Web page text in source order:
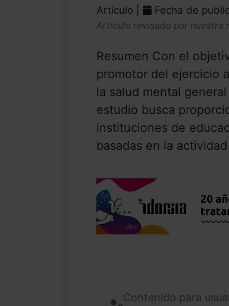
Artículo | Fecha de
Artículo revisado por nuestra
Resumen Con el
promotor del ejercicio
la salud mental
estudio busca
instituciones de
basadas en la
Contenido para